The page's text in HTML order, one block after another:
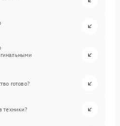
готово?
техники?